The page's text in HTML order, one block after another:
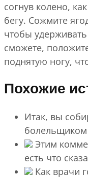
согнув колено,
бегу. Сожмите
чтобы
сможете,
поднятую ногу,
Похожие
Итак, вы
болельщиком
Этим
есть что
Как врачи